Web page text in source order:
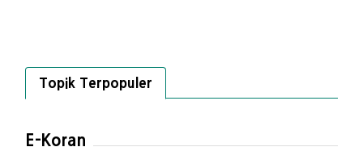
Topik Terpopuler
E-Koran